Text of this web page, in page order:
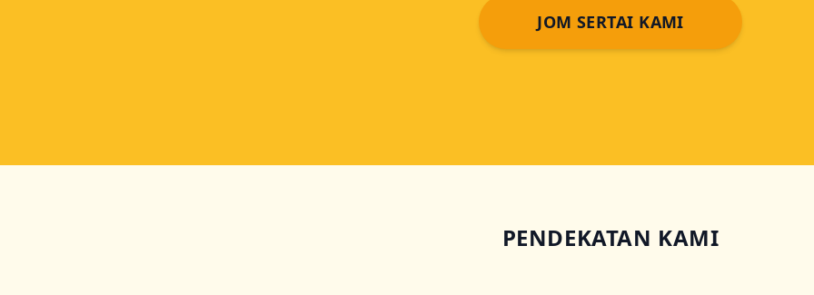
JOM SERTAI KAMI
PENDEKATAN KAMI